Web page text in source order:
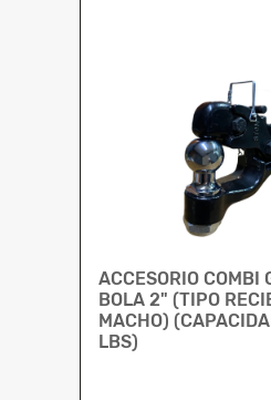
ACCESORIO COMBI
BOLA 2" (TIPO
MACHO)
LBS)